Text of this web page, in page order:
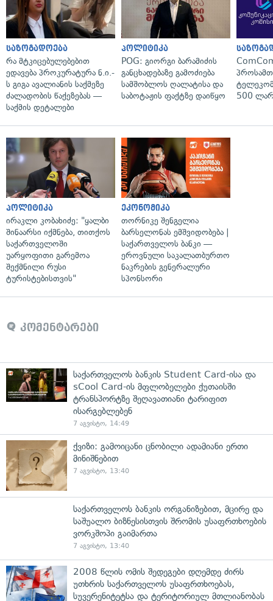
საზოგადოება
რა მტკიცებულებებით
ედავება პროკურატურა ნ.ი.-
ს გიგა ავალიანის საქმეზე
ძალადობის წაქეზებას —
საქმის დეტალები
პოლიტიკა
POG: გიორგი ბარამიძის
განცხადებაზე გამოძიება
სამშობლოს ღალატისა და
საბოტაჟის ფაქტზე დაიწყო
500
პოლიტიკა
ირაკლი კობახიძე: "ყალბი
შინაარსი იქმნება, თითქოს
საქართველოში
უარყოფითი გარემოა
შექმნილი რუსი
ტურისტებისთვის"
ეკონომიკა
თორნიკე შენგელია
ბარსელონას ემშვიდობება |
საქართველოს ბანკი —
ეროვნული საკალათბურთო
ნაკრების გენერალური
სპონსორი
კომენტარები
საქართველოს ბანკის Student Card-ისა და
sCool Card-ის მფლობელები ქუთაისში
ტრანსპორტზე შეღავათიანი ტარიფით
ისარგებლებენ
7 აგვისტო, 14:49
ქვიზი: გამოიცანი ცნობილი ადამიანი ერთი
მინიშნებით
7 აგვისტო, 13:40
საქართველოს ბანკის ორგანიზებით, მცირე და
საშუალო ბიზნესისთვის შრომის უსაფრთხოების
ვორკშოპი გაიმართა
7 აგვისტო, 13:40
2008 წლის ომის შედეგები დღემდე ძირს
უთხრის საქართველოს უსაფრთხოებას,
სუვერენიტეტსა და ტერიტორიულ მთლიანობას